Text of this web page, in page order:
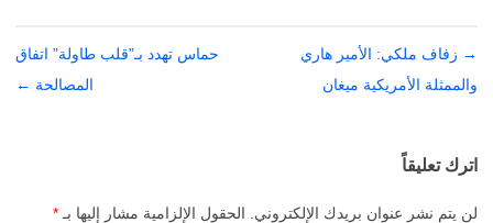
تصفّح
المقالات
→ زفاف ملكي: الأمير هاري
والممثلة الأمريكية ميغان
حماس تهدد بـ”قلب طاولة” اتفاق
المصالحة ←
اترك تعليقاً
لن يتم نشر عنوان بريدك الإلكتروني. الحقول الإلزامية مشار إليها بـ *